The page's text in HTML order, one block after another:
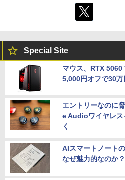
Special Site
マウス、RTX 5060
5,000円オフで30万
エントリーなのに
e Audioワイヤレス
く
AIスマートノート
なぜ魅力的なのか？